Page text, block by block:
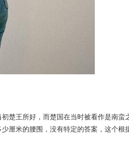
楚王所好，而楚国在当时被看作是南蛮
厘米的腰围，没有特定的答案，这个根